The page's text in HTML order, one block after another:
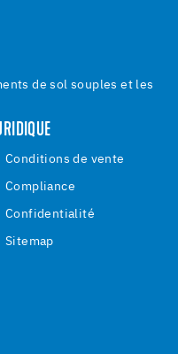
de sol souples et les
Conditions de vente
Compliance
Confidentialité
Sitemap